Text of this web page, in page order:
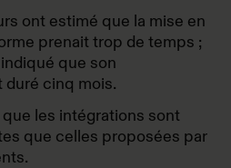
ont estimé que la mise en
prenait trop de temps ;
que son
duré cinq mois.
que les intégrations sont
que celles proposées par